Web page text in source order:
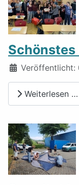
Schönstes
Details
Veröffentlicht:
Weiterlesen …